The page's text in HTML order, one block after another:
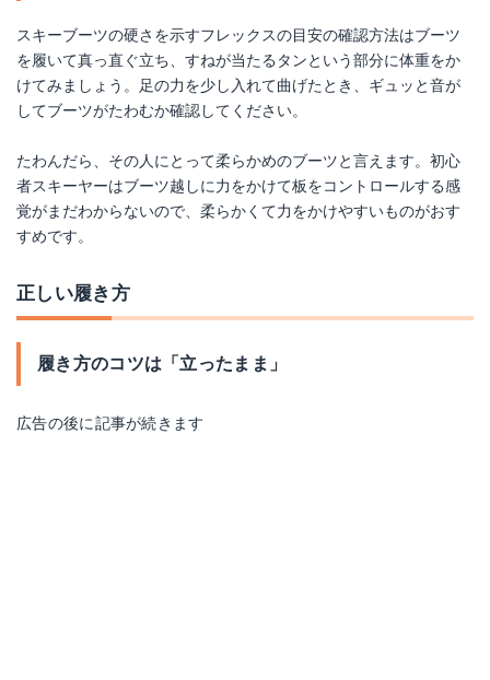
スキーブーツの硬さを示すフレックスの目安の確認方法はブーツ
を履いて真っ直ぐ立ち、すねが当たるタンという部分に体重をか
けてみましょう。足の力を少し入れて曲げたとき、ギュッと音が
してブーツがたわむか確認してください。
たわんだら、その人にとって柔らかめのブーツと言えます。初心
者スキーヤーはブーツ越しに力をかけて板をコントロールする感
覚がまだわからないので、柔らかくて力をかけやすいものがおす
すめです。
正しい履き方
履き方のコツは「立ったまま」
広告の後に記事が続きます